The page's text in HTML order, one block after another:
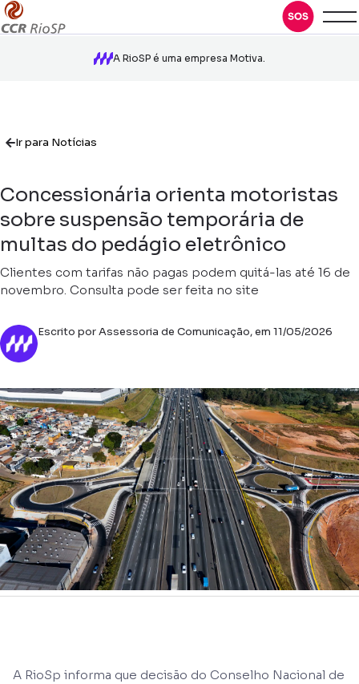
A RioSP é uma empresa Motiva.
Ir para Notícias
Concessionária orienta motoristas
sobre suspensão temporária de
multas do pedágio eletrônico
Clientes com tarifas não pagas podem quitá-las até 16 de
novembro. Consulta pode ser feita no site
Escrito por Assessoria de Comunicação, em 11/05/2026
A RioSp informa que decisão do Conselho Nacional de